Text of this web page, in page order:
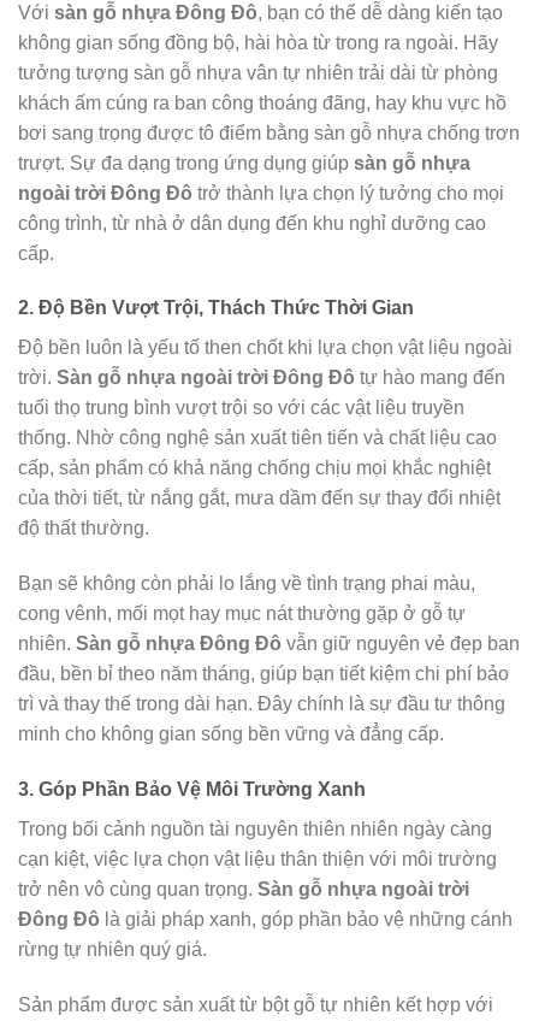
Với sàn gỗ nhựa Đông Đô, bạn có thể dễ dàng kiến tạo
không gian sống đồng bộ, hài hòa từ trong ra ngoài. Hãy
tưởng tượng sàn gỗ nhựa vân tự nhiên trải dài từ phòng
khách ấm cúng ra ban công thoáng đãng, hay khu vực hồ
bơi sang trọng được tô điểm bằng sàn gỗ nhựa chống trơn
trượt. Sự đa dạng trong ứng dụng giúp sàn gỗ nhựa
ngoài trời Đông Đô trở thành lựa chọn lý tưởng cho mọi
công trình, từ nhà ở dân dụng đến khu nghỉ dưỡng cao
cấp.
2. Độ Bền Vượt Trội, Thách Thức Thời Gian
Độ bền luôn là yếu tố then chốt khi lựa chọn vật liệu ngoài
trời. Sàn gỗ nhựa ngoài trời Đông Đô tự hào mang đến
tuổi thọ trung bình vượt trội so với các vật liệu truyền
thống. Nhờ công nghệ sản xuất tiên tiến và chất liệu cao
cấp, sản phẩm có khả năng chống chịu mọi khắc nghiệt
của thời tiết, từ nắng gắt, mưa dầm đến sự thay đổi nhiệt
độ thất thường.
Bạn sẽ không còn phải lo lắng về tình trạng phai màu,
cong vênh, mối mọt hay mục nát thường gặp ở gỗ tự
nhiên. Sàn gỗ nhựa Đông Đô vẫn giữ nguyên vẻ đẹp ban
đầu, bền bỉ theo năm tháng, giúp bạn tiết kiệm chi phí bảo
trì và thay thế trong dài hạn. Đây chính là sự đầu tư thông
minh cho không gian sống bền vững và đẳng cấp.
3. Góp Phần Bảo Vệ Môi Trường Xanh
Trong bối cảnh nguồn tài nguyên thiên nhiên ngày càng
cạn kiệt, việc lựa chọn vật liệu thân thiện với môi trường
trở nên vô cùng quan trọng. Sàn gỗ nhựa ngoài trời
Đông Đô là giải pháp xanh, góp phần bảo vệ những cánh
rừng tự nhiên quý giá.
Sản phẩm được sản xuất từ bột gỗ tự nhiên kết hợp với